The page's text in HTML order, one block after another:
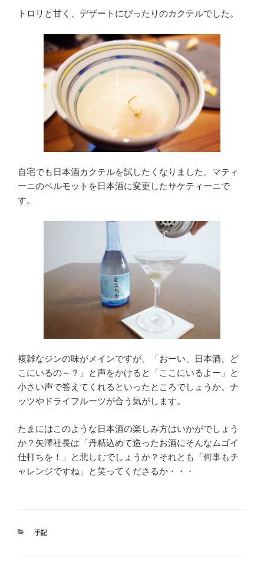
トロリと甘く、デザートにぴったりのカクテルでした。
自宅でも日本酒カクテルを試したくなりました。マティ
ーニのベルモットを日本酒に変更したサケティーニで
す。
複雑なジンの味がメインですが、「おーい、日本酒、ど
こにいるの～？」と声をかけると「ここにいるよー」と
小さい声で答えてくれるといったところでしょうか。ナ
ッツやドライフルーツが合う気がします。
たまにはこのような日本酒の楽しみ方はいかがでしょう
か？矢澤社長は「丹精込めて造ったお酒にそんなムゴイ
仕打ちを！」と悲しむでしょうか？それとも「何事もチ
ャレンジですね」と笑ってくださるか・・・
カ
手記